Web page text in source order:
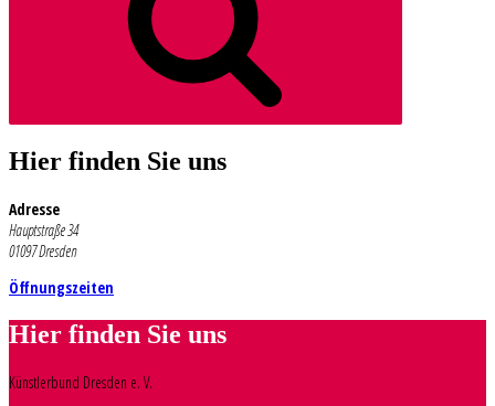
Hier finden Sie uns
Adresse
Hauptstraße 34
01097 Dresden
Öffnungszeiten
Hier finden Sie uns
Künstlerbund Dresden e. V.